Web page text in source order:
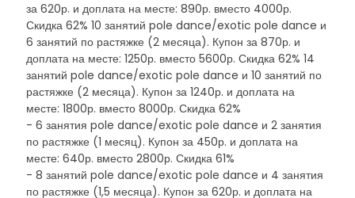
за 620р. и доплата на месте: 890р. вместо 4000р.
Скидка 62% 10 занятий pole dance/exotic pole dance и
6 занятий по растяжке (2 месяца). Купон за 870р. и
доплата на месте: 1250р. вместо 5600р. Скидка 62% 14
занятий pole dance/exotic pole dance и 10 занятий по
растяжке (2 месяца). Купон за 1240р. и доплата на
месте: 1800р. вместо 8000р. Скидка 62%
- 6 занятия pole dance/exotic pole dance и 2 занятия
по растяжке (1 месяц). Купон за 450р. и доплата на
месте: 640р. вместо 2800р. Скидка 61%
- 8 занятий pole dance/exotic pole dance и 4 занятия
по растяжке (1,5 месяца). Купон за 620р. и доплата на